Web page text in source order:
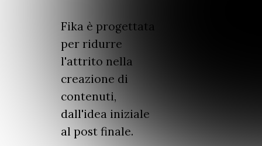
Fika è progettata
per ridurre
l'attrito nella
creazione di
contenuti,
dall'idea iniziale
al post finale.